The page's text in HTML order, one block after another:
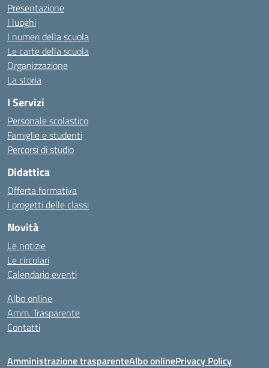
Presentazione
I luoghi
I numeri della scuola
Le carte della scuola
Organizzazione
La storia
I Servizi
Personale scolastico
Famiglie e studenti
Percorsi di studio
Didattica
Offerta formativa
I progetti delle classi
Novità
Le notizie
Le circolari
Calendario eventi
Albo online
Amm. Trasparente
Contatti
Amministrazione trasparenteAlbo onlinePrivacy Policy